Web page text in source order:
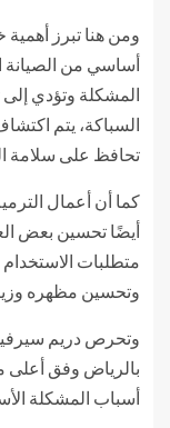
ومن هنا تبرز
أساسي من الصيانة
المشكلة وتؤدي إلى
السباكة، يتم
تحافظ على سلامة
كما أن أعمال
أيضًا تحسين بعض
متطلبات
وتحسين مظهره
وتحرص دريم
بالرياض وفق أعلى
أسباب المشكلة